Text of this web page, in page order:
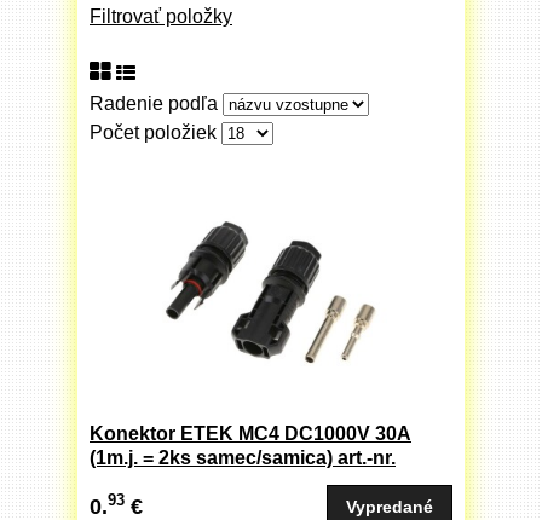
Filtrovať položky
Radenie podľa
Počet položiek
Konektor ETEK MC4 DC1000V 30A
(1m.j. = 2ks samec/samica) art.-nr.
0.93 €